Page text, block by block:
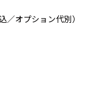
込／オプション代別）
。ご確認のお
ださい。［
低いです。
を意識したい
低いです。
を意識したい